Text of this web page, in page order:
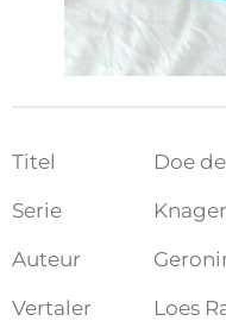
Titel Doe
Serie
Auteur
Vertaler Loes